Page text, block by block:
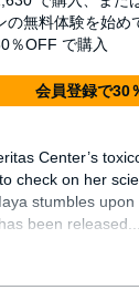
の無料体験を始め
％OFF で購入
会員登録で30
Center’s
check on her
stumbles upon
been released....